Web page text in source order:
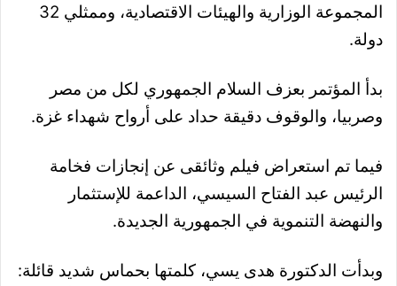
المجموعة الوزارية والهيئات الاقتصادية، وممثلي 32
دولة.
بدأ المؤتمر بعزف السلام الجمهوري لكل من مصر
وصربيا، والوقوف دقيقة حداد على أرواح شهداء غزة.
فيما تم استعراض فيلم وثائقى عن إنجازات فخامة
الرئيس عبد الفتاح السيسي، الداعمة للإستثمار
والنهضة التنموية في الجمهورية الجديدة.
وبدأت الدكتورة هدى يسي، كلمتها بحماس شديد قائلة: